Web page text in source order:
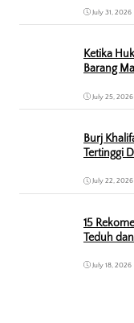
July 31, 2026
Ketika
Barang
July 25, 2026
Burj
Tertinggi
July 22, 2026
15
Teduh
July 18, 2026